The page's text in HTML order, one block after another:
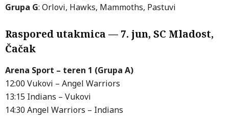
Grupa G: Orlovi, Hawks, Mammoths, Pastuvi
Raspored utakmica — 7. jun, SC Mladost,
Čačak
Arena Sport – teren 1 (Grupa A)
12:00 Vukovi – Angel Warriors
13:15 Indians – Vukovi
14:30 Angel Warriors – Indians